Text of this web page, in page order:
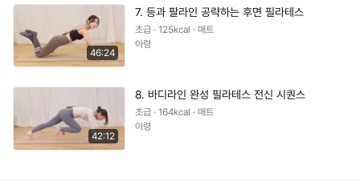
46:24
7. 등과 팔라인 공략하는 후면 필라테스
초급 · 125kcal · 매트
아령
42:12
8. 바디라인 완성 필라테스 전신 시퀀스
초급 · 164kcal · 매트
아령